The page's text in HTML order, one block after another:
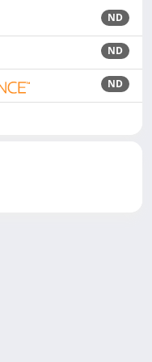
ND
ND
ND